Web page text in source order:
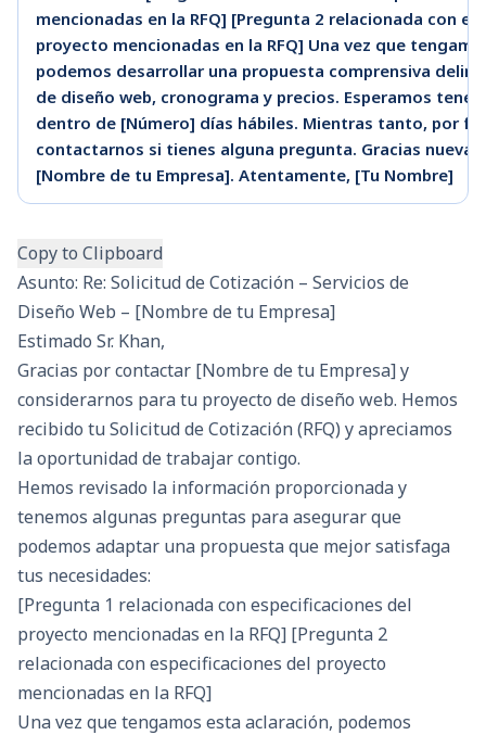
mencionadas en la RFQ] [Pregunta 2 relacionada con
proyecto mencionadas en la RFQ] Una vez que
podemos desarrollar una propuesta comprensiva
de diseño web, cronograma y precios. Esperamos
dentro de [Número] días hábiles. Mientras tanto, por
contactarnos si tienes alguna pregunta. Gracias
[Nombre de tu Empresa]. Atentamente, [Tu Nombre]
Copy to Clipboard
Asunto: Re: Solicitud de Cotización – Servicios de
Diseño Web – [Nombre de tu Empresa]
Estimado Sr. Khan,
Gracias por contactar [Nombre de tu Empresa] y
considerarnos para tu proyecto de diseño web. Hemos
recibido tu Solicitud de Cotización (RFQ) y apreciamos
la oportunidad de trabajar contigo.
Hemos revisado la información proporcionada y
tenemos algunas preguntas para asegurar que
podemos adaptar una propuesta que mejor satisfaga
tus necesidades:
[Pregunta 1 relacionada con especificaciones del
proyecto mencionadas en la RFQ] [Pregunta 2
relacionada con especificaciones del proyecto
mencionadas en la RFQ]
Una vez que tengamos esta aclaración, podemos